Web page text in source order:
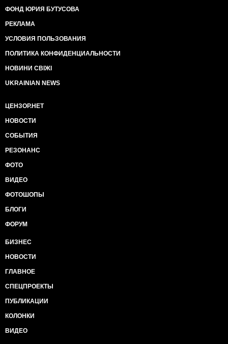
ФОНД ЮРИЯ БУТУСОВА
РЕКЛАМА
УСЛОВИЯ ПОЛЬЗОВАНИЯ
ПОЛИТИКА КОНФИДЕНЦИАЛЬНОСТИ
НОВИНИ СВІЖІ
UKRAINIAN NEWS
ЦЕНЗОР.НЕТ
НОВОСТИ
СОБЫТИЯ
РЕЗОНАНС
ФОТО
ВИДЕО
ФОТОШОПЫ
БЛОГИ
ФОРУМ
БИЗНЕС
НОВОСТИ
ГЛАВНОЕ
СПЕЦПРОЕКТЫ
ПУБЛИКАЦИИ
КОЛОНКИ
ВИДЕО